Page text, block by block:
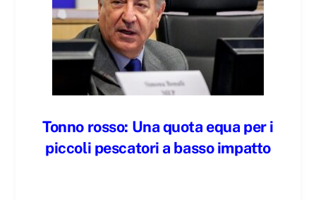
Tonno rosso: Una quota equa per i
piccoli pescatori a basso impatto